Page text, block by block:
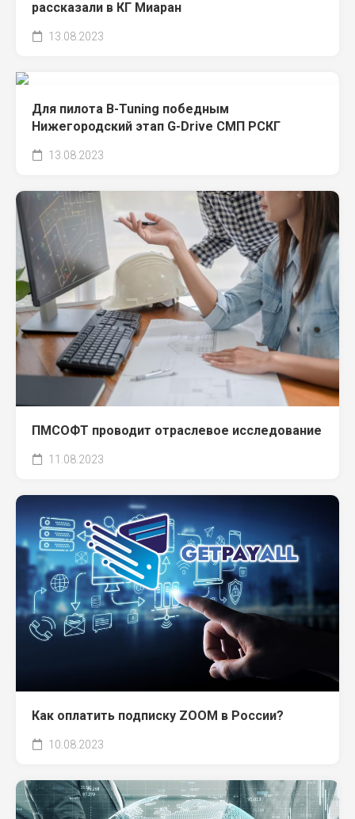
рассказали в КГ Миаран
13.08.2023
Для пилота B-Tuning победным
Нижегородский этап G-Drive СМП РСКГ
13.08.2023
ПМСОФТ проводит отраслевое исследование
11.08.2023
Как оплатить подписку ZOOM в России?
10.08.2023